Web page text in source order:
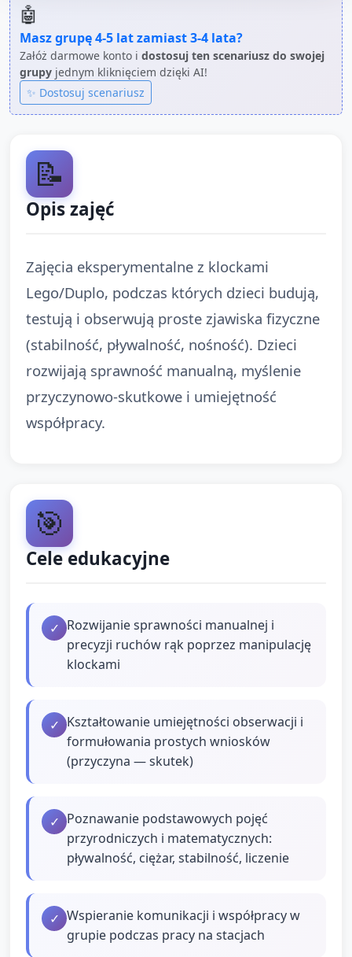
🤖
Masz grupę4-5 latzamiast3-4 lata?
Załóż darmowe konto i dostosuj ten scenariusz do swojej
grupy jednym kliknięciem dzięki AI!
✨ Dostosuj scenariusz
📝
Opis zajęć
Zajęcia eksperymentalne z klockami
Lego/Duplo, podczas których dzieci budują,
testują i obserwują proste zjawiska fizyczne
(stabilność, pływalność, nośność). Dzieci
rozwijają sprawność manualną, myślenie
przyczynowo-skutkowe i umiejętność
współpracy.
🎯
Cele edukacyjne
✓ Rozwijanie sprawności manualnej i
precyzji ruchów rąk poprzez manipulację
klockami
✓ Kształtowanie umiejętności obserwacji i
formułowania prostych wniosków
(przyczyna — skutek)
✓ Poznawanie podstawowych pojęć
przyrodniczych i matematycznych:
pływalność, ciężar, stabilność, liczenie
✓ Wspieranie komunikacji i współpracy w
grupie podczas pracy na stacjach